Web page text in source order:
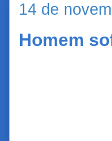
14 de
Homem